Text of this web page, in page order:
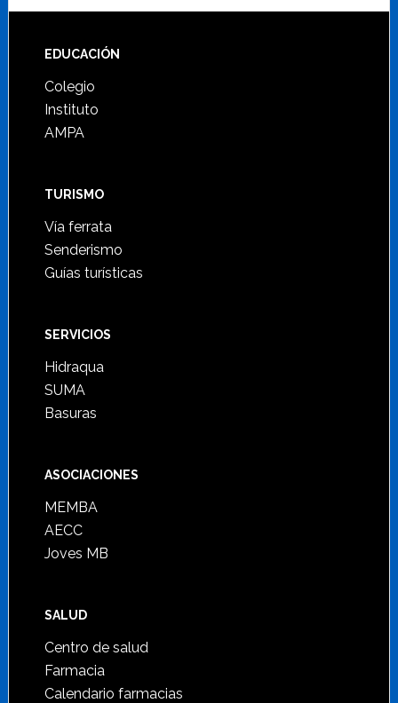
Footer
EDUCACIÓN
Colegio
Instituto
AMPA
TURISMO
Vía ferrata
Senderismo
Guías turísticas
SERVICIOS
Hidraqua
SUMA
Basuras
ASOCIACIONES
MEMBA
AECC
Joves MB
SALUD
Centro de salud
Farmacia
Calendario farmacias